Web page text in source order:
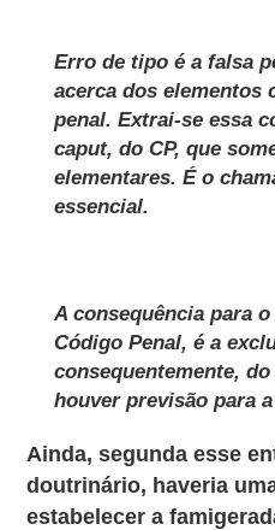
Erro de tipo é a falsa
acerca dos
penal. Extrai-se essa
caput, do CP, que
elementares. É o
essencial.
A consequência para
Código Penal, é a
consequentemente,
houver previsão para
Ainda, segunda esse
doutrinário, haveria
estabelecer a